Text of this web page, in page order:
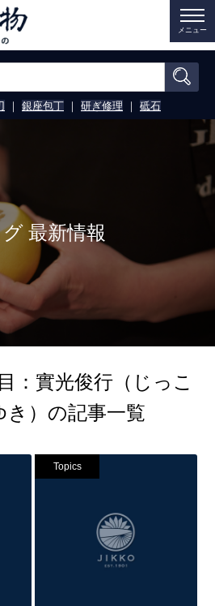
メニュー
｜ 銀座包丁 ｜ 研ぎ修理 ｜ 砥石
最新情報
：實光俊行（じっこ
き）の記事一覧
Topics